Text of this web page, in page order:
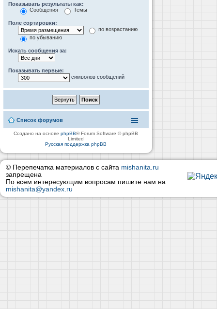
Показывать результаты как:
Сообщения
Темы
Поле сортировки:
по возрастанию
по убыванию
Искать сообщения за:
Показывать первые:
символов сообщений
Список форумов
Создано на основеphpBB® Forum Software © phpBB
Limited
Русская поддержка phpBB
© Перепечатка материалов с сайта mishanita.ru
запрещена
По всем интересующим вопросам пишите нам на
mishanita@yandex.ru